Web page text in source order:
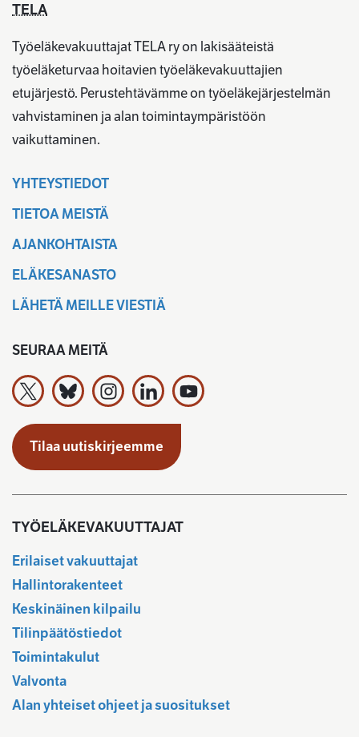
TELA
Työeläkevakuuttajat TELA ry on lakisääteistä
työeläketurvaa hoitavien työeläkevakuuttajien
etujärjestö. Perustehtävämme on työeläkejärjestelmän
vahvistaminen ja alan toimintaympäristöön
vaikuttaminen.
YHTEYSTIEDOT
TIETOA MEISTÄ
AJANKOHTAISTA
ELÄKESANASTO
LÄHETÄ MEILLE VIESTIÄ
SEURAA MEITÄ
Työeläkevakuuttajat TELA ry X:ssä
Työeläkevakuuttajat TELA ry Bluesky:ssa
Työeläkevakuuttajat TELA ry
Työeläkevakuuttajat TELA ry
Työeläkevakuuttajat TELA ry
Tilaa uutiskirjeemme
TYÖELÄKEVAKUUTTAJAT
Erilaiset vakuuttajat
Hallintorakenteet
Keskinäinen kilpailu
Tilinpäätöstiedot
Toimintakulut
Valvonta
Alan yhteiset ohjeet ja suositukset